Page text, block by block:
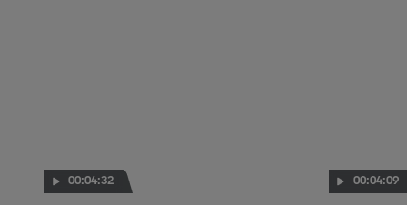
00:04:32 00:04:09